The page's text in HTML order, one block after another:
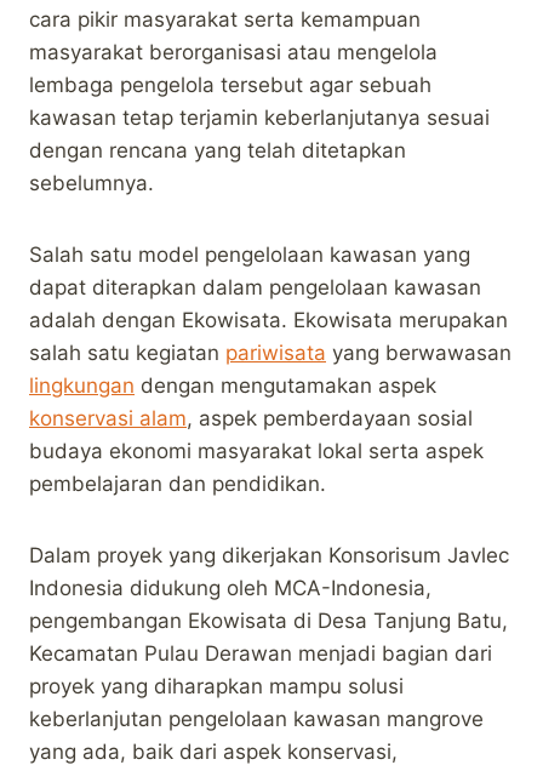
cara pikir masyarakat serta kemampuan
masyarakat berorganisasi atau mengelola
lembaga pengelola tersebut agar sebuah
kawasan tetap terjamin keberlanjutanya sesuai
dengan rencana yang telah ditetapkan
sebelumnya.
Salah satu model pengelolaan kawasan yang
dapat diterapkan dalam pengelolaan kawasan
adalah dengan Ekowisata. Ekowisata merupakan
salah satu kegiatan pariwisata yang berwawasan
lingkungan dengan mengutamakan aspek
konservasi alam, aspek pemberdayaan sosial
budaya ekonomi masyarakat lokal serta aspek
pembelajaran dan pendidikan.
Dalam proyek yang dikerjakan Konsorisum Javlec
Indonesia didukung oleh MCA-Indonesia,
pengembangan Ekowisata di Desa Tanjung Batu,
Kecamatan Pulau Derawan menjadi bagian dari
proyek yang diharapkan mampu solusi
keberlanjutan pengelolaan kawasan mangrove
yang ada, baik dari aspek konservasi,